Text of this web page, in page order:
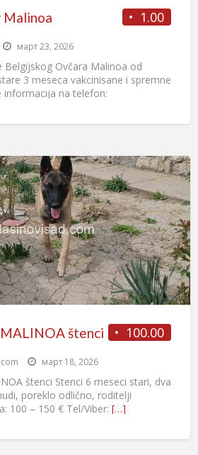
1.00
март 23, 2026
Belgijskog Ovčara Malinoa od
3 meseca vakcinisane i spremne
informacija na telefon:
Novi Sad,
100.00
štenci
март 18, 2026
štenci Stenci 6 meseci stari, dva
poreklo odlično, roditelji
100 – 150 € Tel/Viber: […]